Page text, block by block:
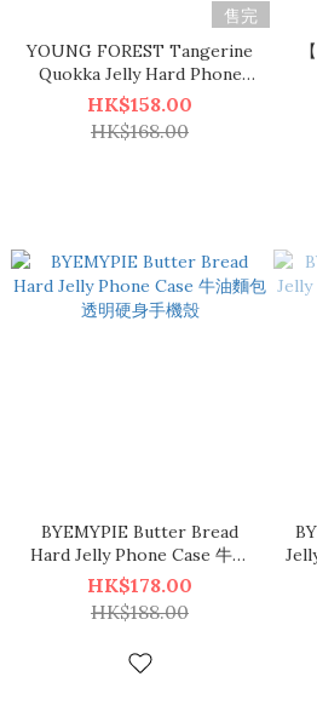
售完
YOUNG FOREST Tangerine
Quokka Jelly Hard Phone
Case 短尾鼠 透明硬身手機殼
HK$158.00
HK$168.00
BYEMYPIE Butter Bread
Hard Jelly Phone Case 牛油
麵包 透明硬身手機殼
HK$178.00
HK$188.00